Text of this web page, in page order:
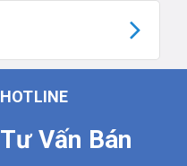
HOTLINE
Tư Vấn Bán